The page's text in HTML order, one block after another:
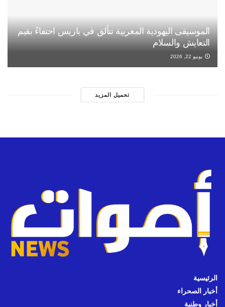
الموسيقى اليهودية المغربية تتألق في باريس احتفاءً بقيم
التعايش والسلام
يونيو 22, 2026
تحميل المزيد
الرئيسية
أخبار الصحراء
أخبار وطنية